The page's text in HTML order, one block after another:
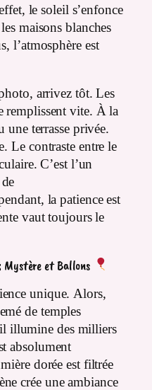
le soleil s’enfonce
maisons blanches
l’atmosphère est
arrivez tôt. Les
remplissent vite. À la
une terrasse privée.
Le contraste entre le
C’est l’un
la patience est
vaut toujours le
Mystère et Ballons
unique. Alors,
de temples
illumine des milliers
absolument
dorée est filtrée
crée une ambiance